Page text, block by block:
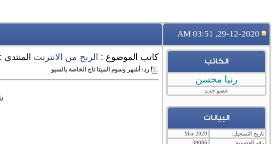
29-12-2020, 03:51 AM
الكاتب
رنيا محسن
عضو جديد
البيانات
تاريخ التسجيل:
Mar 2020
رقم العضوية:
39086
كاتب الموضوع : الربح من الانترنت المنتدى :
رد: أشهر وسوم الميتا تاج الخاصة بالسيو